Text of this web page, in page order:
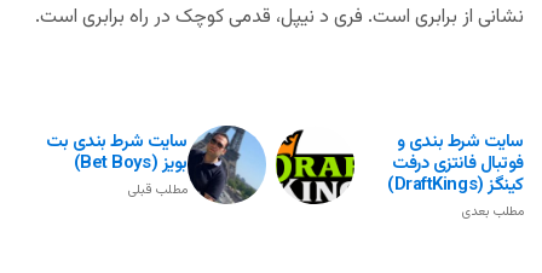
نشانی از برابری است. فری د نیپل، قدمی کوچک در راه برابری است.
سایت شرط بندی بت
بویز (Bet Boys)
مطلب قبلی
سایت شرط بندی و
فوتبال فانتزی درفت
کینگز (DraftKings)
مطلب بعدی